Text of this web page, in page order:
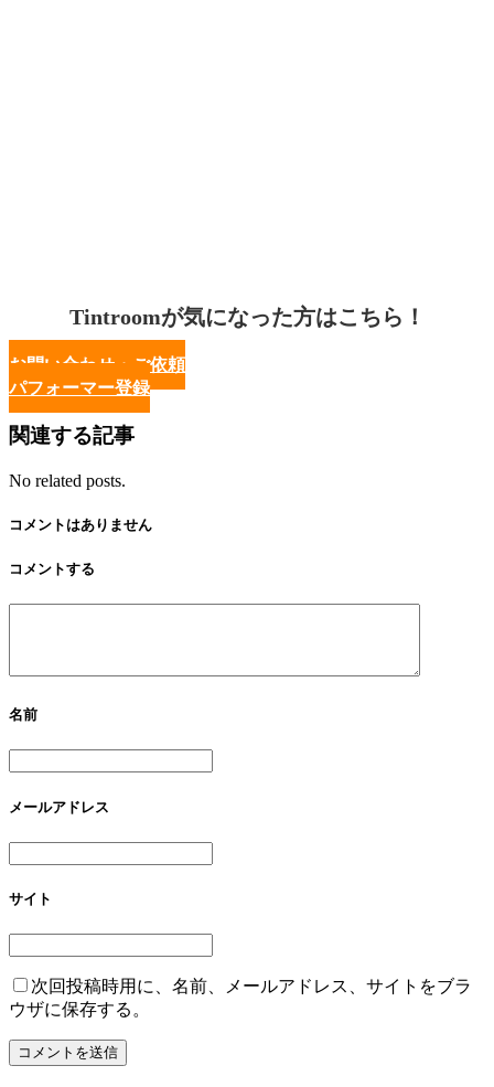
Tintroomが気になった方はこちら！
お問い合わせ・ご依頼
パフォーマー登録
関連する記事
No related posts.
コメントはありません
コメントする
名前
メールアドレス
サイト
次回投稿時用に、名前、メールアドレス、サイトをブラ
ウザに保存する。